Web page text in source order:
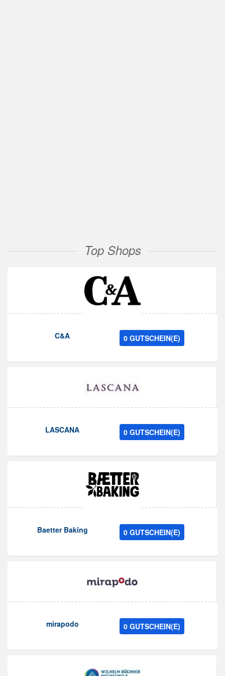
Top Shops
C&A 0 GUTSCHEIN(E)
LASCANA 0 GUTSCHEIN(E)
Baetter Baking 0 GUTSCHEIN(E)
mirapodo 0 GUTSCHEIN(E)